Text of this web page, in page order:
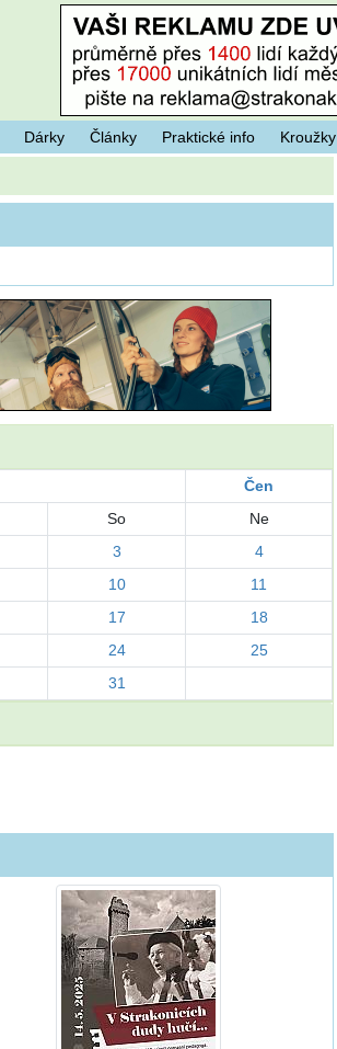
Dárky Články Praktické info Kroužky
Čen
So
Ne
3
4
10
11
17
18
24
25
31